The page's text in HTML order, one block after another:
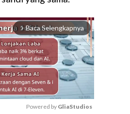
arrow_forward_ios Baca Selengkapnya
Powered by GliaStudios